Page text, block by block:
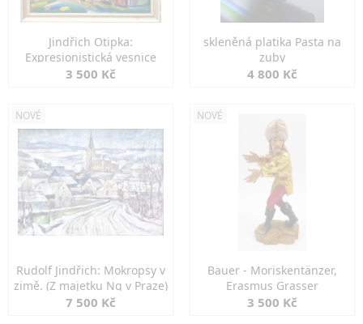
Jindřich Otipka:
Expresionistická vesnice
3 500 Kč
skleněná platika Pasta na
zuby
4 800 Kč
NOVÉ
Rudolf Jindřich: Mokropsy v
zimě. (Z majetku Ng v Praze)
7 500 Kč
NOVÉ
Bauer - Moriskentänzer,
Erasmus Grasser
3 500 Kč